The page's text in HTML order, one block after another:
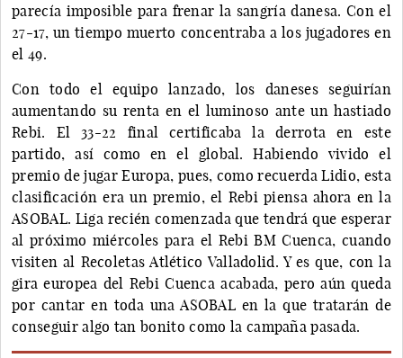
parecía imposible para frenar la sangría danesa. Con el
27-17, un tiempo muerto concentraba a los jugadores en
el 49.
Con todo el equipo lanzado, los daneses seguirían
aumentando su renta en el luminoso ante un hastiado
Rebi. El 33-22 final certificaba la derrota en este
partido, así como en el global. Habiendo vivido el
premio de jugar Europa, pues, como recuerda Lidio, esta
clasificación era un premio, el Rebi piensa ahora en la
ASOBAL. Liga recién comenzada que tendrá que esperar
al próximo miércoles para el Rebi BM Cuenca, cuando
visiten al Recoletas Atlético Valladolid. Y es que, con la
gira europea del Rebi Cuenca acabada, pero aún queda
por cantar en toda una ASOBAL en la que tratarán de
conseguir algo tan bonito como la campaña pasada.